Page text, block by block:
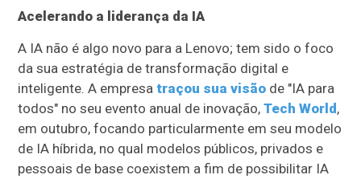
Acelerando a liderança da IA
A IA não é algo novo para a Lenovo; tem sido o foco
da sua estratégia de transformação digital e
inteligente. A empresatraçou sua visão de "IA para
todos" no seu evento anual de inovação,Tech World,
em outubro, focando particularmente em seu modelo
de IA híbrida, no qual modelos públicos, privados e
pessoais de base coexistem a fim de possibilitar IA